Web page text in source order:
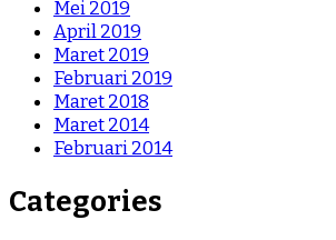
Mei 2019
April 2019
Maret 2019
Februari 2019
Maret 2018
Maret 2014
Februari 2014
Categories